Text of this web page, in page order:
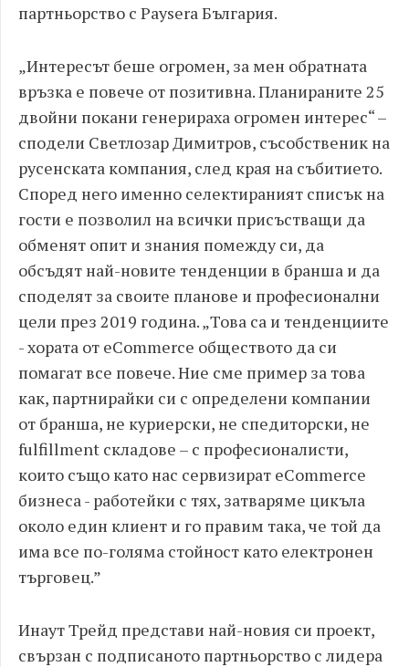
партньорство с Paysera България.
„Интересът беше огромен, за мен обратната
връзка е повече от позитивна. Планираните 25
двойни покани генерираха огромен интерес“ –
сподели Светлозар Димитров, съсобственик на
русенската компания, след края на събитието.
Според него именно селектираният списък на
гости е позволил на всички присъстващи да
обменят опит и знания помежду си, да
обсъдят най-новите тенденции в бранша и да
споделят за своите планове и професионални
цели през 2019 година. „Това са и тенденциите
- хората от eCommerce обществото да си
помагат все повече. Ние сме пример за това
как, партнирайки си с определени компании
от бранша, не куриерски, не спедиторски, не
fulfillment складове – с професионалисти,
които също като нас сервизират eCommerce
бизнеса - работейки с тях, затваряме цикъла
около един клиент и го правим така, че той да
има все по-голяма стойност като електронен
търговец.”
Инаут Трейд представи най-новия си проект,
свързан с подписаното партньорство с лидера